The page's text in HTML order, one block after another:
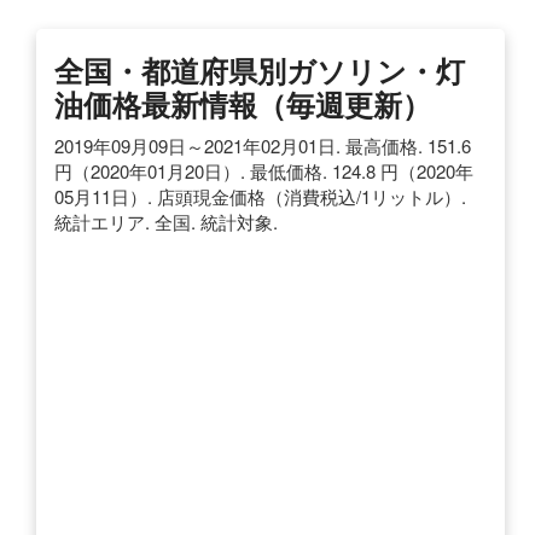
全国・都道府県別ガソリン・灯
油価格最新情報（毎週更新）
2019年09月09日～2021年02月01日. 最高価格. 151.6
円（2020年01月20日）. 最低価格. 124.8 円（2020年
05月11日）. 店頭現金価格（消費税込/1リットル）.
統計エリア. 全国. 統計対象.